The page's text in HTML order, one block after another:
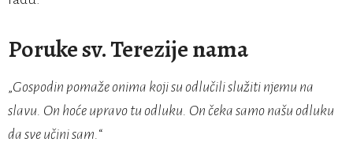
Poruke sv. Terezije nama
„Gospodin pomaže onima koji su odlučili služiti njemu na
slavu. On hoće upravo tu odluku. On čeka samo našu odluku
da sve učini sam.“